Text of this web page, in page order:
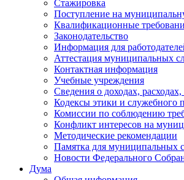
Стажировка
Поступление на
Квалификационные
Законодательство
Информация для
Аттестация муниципальных
Контактная информация
Учебные учреждения
Сведения о доходах,
Кодексы этики и служебного
Комиссии по соблюдению
Конфликт интересов на
Методические рекомендации
Памятка для муниципальных
Новости Федерального
Дума